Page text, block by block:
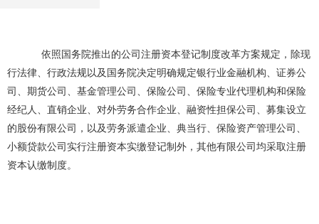
依照国务院推出的公司注册资本登记制度改革方案规定，除现
行法律、行政法规以及国务院决定明确规定银行业金融机构、证券公
司、期货公司、基金管理公司、保险公司、保险专业代理机构和保险
经纪人、直销企业、对外劳务合作企业、融资性担保公司、募集设立
的股份有限公司，以及劳务派遣企业、典当行、保险资产管理公司、
小额贷款公司实行注册资本实缴登记制外，其他有限公司均采取注册
资本认缴制度。